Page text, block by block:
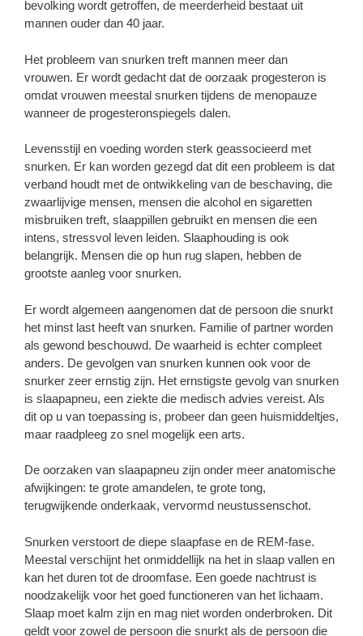
bevolking wordt getroffen, de meerderheid bestaat uit
mannen ouder dan 40 jaar.
Het probleem van snurken treft mannen meer dan
vrouwen. Er wordt gedacht dat de oorzaak progesteron is
omdat vrouwen meestal snurken tijdens de menopauze
wanneer de progesteronspiegels dalen.
Levensstijl en voeding worden sterk geassocieerd met
snurken. Er kan worden gezegd dat dit een probleem is dat
verband houdt met de ontwikkeling van de beschaving, die
zwaarlijvige mensen, mensen die alcohol en sigaretten
misbruiken treft, slaappillen gebruikt en mensen die een
intens, stressvol leven leiden. Slaaphouding is ook
belangrijk. Mensen die op hun rug slapen, hebben de
grootste aanleg voor snurken.
Er wordt algemeen aangenomen dat de persoon die snurkt
het minst last heeft van snurken. Familie of partner worden
als gewond beschouwd. De waarheid is echter compleet
anders. De gevolgen van snurken kunnen ook voor de
snurker zeer ernstig zijn. Het ernstigste gevolg van snurken
is slaapapneu, een ziekte die medisch advies vereist. Als
dit op u van toepassing is, probeer dan geen huismiddeltjes,
maar raadpleeg zo snel mogelijk een arts.
De oorzaken van slaapapneu zijn onder meer anatomische
afwijkingen: te grote amandelen, te grote tong,
terugwijkende onderkaak, vervormd neustussenschot.
Snurken verstoort de diepe slaapfase en de REM-fase.
Meestal verschijnt het onmiddellijk na het in slaap vallen en
kan het duren tot de droomfase. Een goede nachtrust is
noodzakelijk voor het goed functioneren van het lichaam.
Slaap moet kalm zijn en mag niet worden onderbroken. Dit
geldt voor zowel de persoon die snurkt als de persoon die